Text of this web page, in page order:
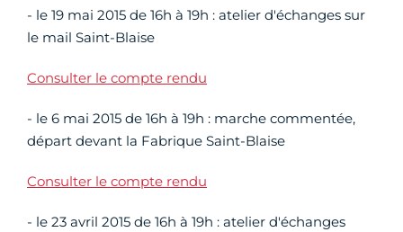
- le 19 mai 2015 de 16h à 19h : atelier d'échanges sur
le mail Saint-Blaise
Consulter le compte rendu
- le 6 mai 2015 de 16h à 19h : marche commentée,
départ devant la Fabrique Saint-Blaise
Consulter le compte rendu
- le 23 avril 2015 de 16h à 19h : atelier d'échanges